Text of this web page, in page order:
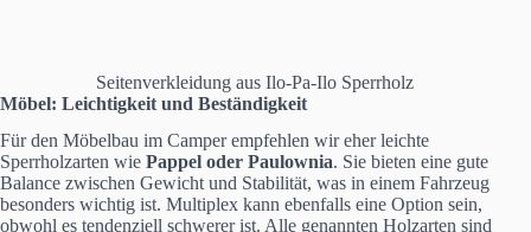
Seitenverkleidung aus Ilo-Pa-Ilo Sperrholz
Möbel: Leichtigkeit und Beständigkeit
Für den Möbelbau im Camper empfehlen wir eher leichte
Sperrholzarten wie Pappel oder Paulownia. Sie bieten eine gute
Balance zwischen Gewicht und Stabilität, was in einem Fahrzeug
besonders wichtig ist. Multiplex kann ebenfalls eine Option sein,
obwohl es tendenziell schwerer ist. Alle genannten Holzarten sind